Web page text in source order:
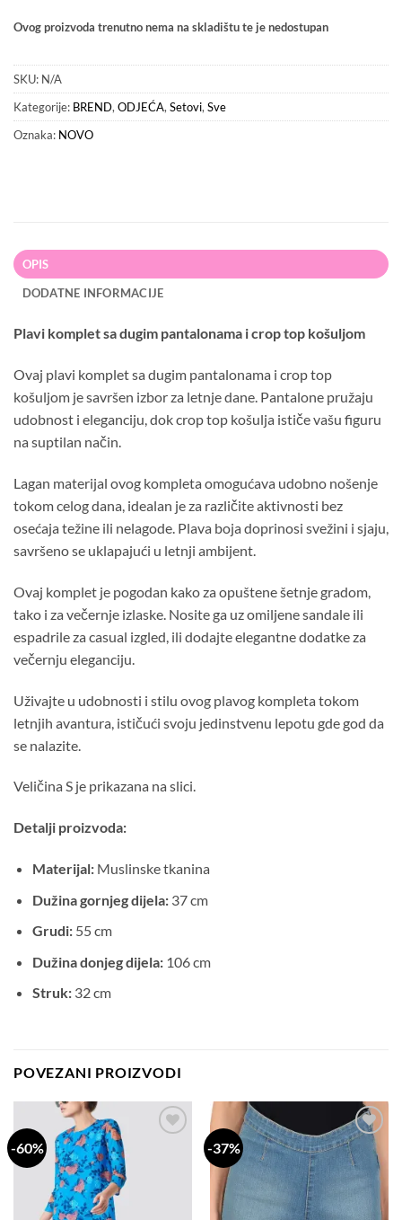
Ovog proizvoda trenutno nema na skladištu te je nedostupan
SKU: N/A
Kategorije: BREND, ODJEĆA, Setovi, Sve
Oznaka: NOVO
OPIS
DODATNE INFORMACIJE
Plavi komplet sa dugim pantalonama i crop top košuljom
Ovaj plavi komplet sa dugim pantalonama i crop top
košuljom je savršen izbor za letnje dane. Pantalone pružaju
udobnost i eleganciju, dok crop top košulja ističe vašu figuru
na suptilan način.
Lagan materijal ovog kompleta omogućava udobno nošenje
tokom celog dana, idealan je za različite aktivnosti bez
osećaja težine ili nelagode. Plava boja doprinosi svežini i sjaju,
savršeno se uklapajući u letnji ambijent.
Ovaj komplet je pogodan kako za opuštene šetnje gradom,
tako i za večernje izlaske. Nosite ga uz omiljene sandale ili
espadrile za casual izgled, ili dodajte elegantne dodatke za
večernju eleganciju.
Uživajte u udobnosti i stilu ovog plavog kompleta tokom
letnjih avantura, ističući svoju jedinstvenu lepotu gde god da
se nalazite.
Veličina S je prikazana na slici.
Detalji proizvoda:
Materijal:Muslinske tkanina
Dužina gornjeg dijela:37 cm
Grudi:55 cm
Dužina donjeg dijela:106 cm
Struk:32 cm
POVEZANI PROIZVODI
-60% -37%
Dodaj
listu